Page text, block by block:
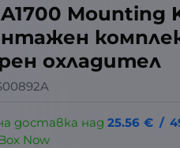
Mounting
охладител
доставка над25.56 € /
Now